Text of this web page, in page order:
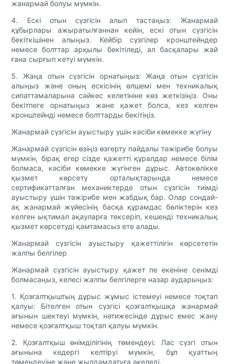
жанармай болуы мүмкін.
4. Ескі отын сүзгісін алып тастаңыз: Жанармай
құбырлары ажыратылғаннан кейін, ескі отын сүзгісін
бекіткішінен алыңыз. Кейбір сүзгілер кронштейндер
немесе болттар арқылы бекітіледі, ал басқалары жай
ғана сырғып кетуі мүмкін.
5. Жаңа отын сүзгісін орнатыңыз: Жаңа отын сүзгісін
алыңыз және оның ескісінің өлшемі мен техникалық
сипаттамаларына сәйкес келетініне көз жеткізіңіз. Оны
бекітпеге орнатыңыз және қажет болса, кез келген
кронштейнді немесе болттарды бекітіңіз.
Жанармай сүзгісін ауыстыру үшін кәсіби көмекке жүгіну
Жанармай сүзгісін өзіңіз өзгерту пайдалы тәжірибе болуы
мүмкін, бірақ егер сізде қажетті құралдар немесе білім
болмаса, кәсіби көмекке жүгінген дұрыс. Автокөлікке
қызмет көрсету орталықтарында немесе
сертификатталған механиктерде отын сүзгісін тиімді
ауыстыру үшін тәжірибе мен жабдық бар. Олар сондай-
ақ жанармай жүйесінің басқа құрамдас бөліктерін кез
келген ықтимал ақауларға тексеріп, кешенді техникалық
қызмет көрсетуді қамтамасыз ете алады.
Жанармай сүзгісін ауыстыру қажеттілігін көрсететін
жалпы белгілер
Жанармай сүзгісін ауыстыру қажет пе екеніне сенімді
болмасаңыз, келесі жалпы белгілерге назар аударыңыз:
1. Қозғалтқыштың дұрыс жұмыс істемеуі немесе тоқтап
қалуы: Бітелген отын сүзгісі қозғалтқышқа жанармай
ағынын шектеуі мүмкін, нәтижесінде дұрыс емес жану
немесе қозғалтқыш тоқтап қалуы мүмкін.
2. Қозғалтқыш өнімділігінің төмендеуі: Лас сүзгі отын
ағынына кедергі келтіруі мүмкін, бұл қуаттың
төмендеуіне және жылдамдатуға әкеледі.